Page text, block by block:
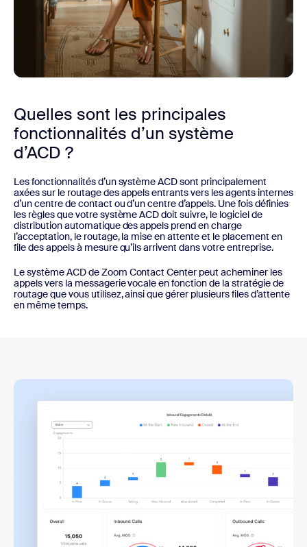
Quelles sont les principales
fonctionnalités d’un système
d’ACD ?
Les fonctionnalités d’un système ACD sont principalement
axées sur le routage des appels entrants vers les agents internes
d’un centre de contact ou d’un centre d’appels. Une fois définies
les règles que votre système ACD doit suivre, le logiciel de
distribution automatique des appels prend en charge
l’acceptation, le routage, la mise en attente et le placement en
file des appels à mesure qu’ils arrivent dans votre entreprise.
Le système ACD de Zoom Contact Center peut acheminer les
appels vers la messagerie vocale en fonction de la stratégie de
routage que vous utilisez, ainsi que gérer plusieurs files d’attente
en même temps.